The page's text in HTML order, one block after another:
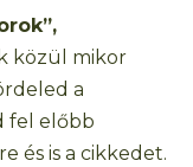
közül mikor
a
fel előbb
és is a cikkedet.